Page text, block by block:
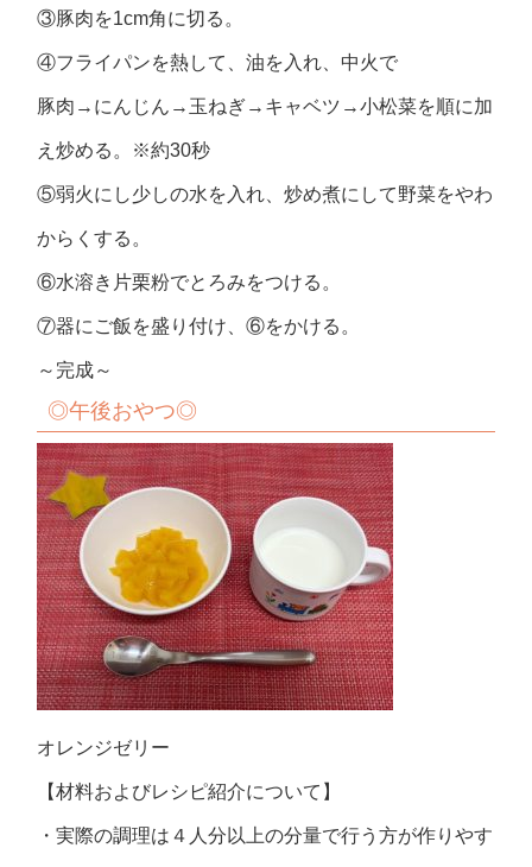
③豚肉を1cm角に切る。
④フライパンを熱して、油を入れ、中火で
豚肉→にんじん→玉ねぎ→キャベツ→小松菜を順に加
え炒める。※約30秒
⑤弱火にし少しの水を入れ、炒め煮にして野菜をやわ
からくする。
⑥水溶き片栗粉でとろみをつける。
⑦器にご飯を盛り付け、⑥をかける。
～完成～
◎午後おやつ◎
オレンジゼリー
【材料およびレシピ紹介について】
・実際の調理は４人分以上の分量で行う方が作りやす